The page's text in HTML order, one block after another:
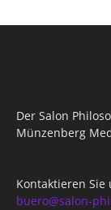
Der Salon
Münzenberg
Kontaktieren Sie
buero@salon-